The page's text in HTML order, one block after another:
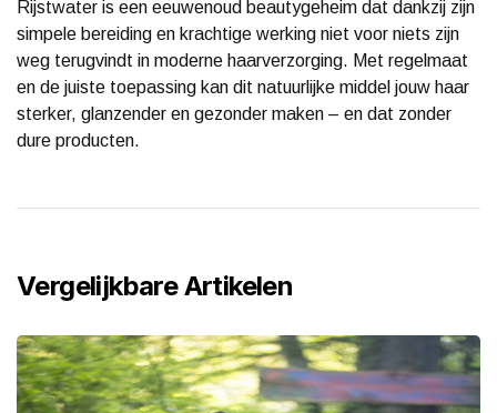
Rijstwater is een eeuwenoud beautygeheim dat dankzij zijn
simpele bereiding en krachtige werking niet voor niets zijn
weg terugvindt in moderne haarverzorging. Met regelmaat
en de juiste toepassing kan dit natuurlijke middel jouw haar
sterker, glanzender en gezonder maken – en dat zonder
dure producten.
Vergelijkbare Artikelen